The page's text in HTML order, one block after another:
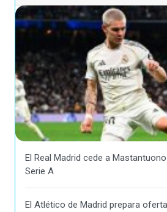
El Real Madrid cede a
Serie A
El Atlético de Madrid prepara